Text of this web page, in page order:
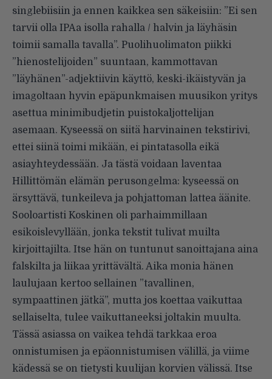
singlebiisiin ja ennen kaikkea sen säkeisiin: ”Ei sen
tarvii olla IPAa isolla rahalla / halvin ja läyhäsin
toimii samalla tavalla”. Puolihuolimaton piikki
”hienostelijoiden” suuntaan, kammottavan
”läyhänen”-adjektiivin käyttö, keski-ikäistyvän ja
imagoltaan hyvin epäpunkmaisen muusikon yritys
asettua minimibudjetin puistokaljottelijan
asemaan. Kyseessä on siitä harvinainen tekstirivi,
ettei siinä toimi mikään, ei pintatasolla eikä
asiayhteydessään. Ja tästä voidaan laventaa
Hillittömän elämän perusongelma: kyseessä on
ärsyttävä, tunkeileva ja pohjattoman lattea äänite.
Sooloartisti Koskinen oli parhaimmillaan
esikoislevyllään, jonka tekstit tulivat muilta
kirjoittajilta. Itse hän on tuntunut sanoittajana aina
falskilta ja liikaa yrittävältä. Aika monia hänen
laulujaan kertoo sellainen ”tavallinen,
sympaattinen jätkä”, mutta jos koettaa vaikuttaa
sellaiselta, tulee vaikuttaneeksi joltakin muulta.
Tässä asiassa on vaikea tehdä tarkkaa eroa
onnistumisen ja epäonnistumisen välillä, ja viime
kädessä se on tietysti kuulijan korvien välissä. Itse